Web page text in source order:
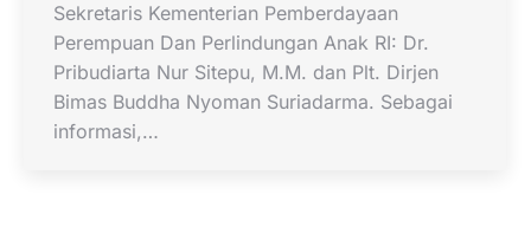
Sekretaris Kementerian Pemberdayaan
Perempuan Dan Perlindungan Anak RI: Dr.
Pribudiarta Nur Sitepu, M.M. dan Plt. Dirjen
Bimas Buddha Nyoman Suriadarma. Sebagai
informasi,…